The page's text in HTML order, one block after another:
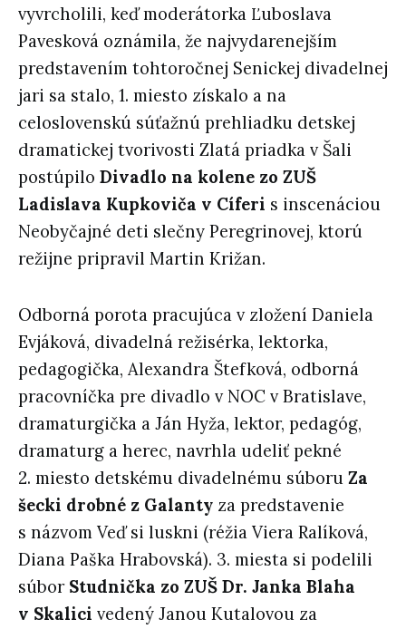
vyvrcholili, keď moderátorka Ľuboslava
Pavesková oznámila, že najvydarenejším
predstavením tohtoročnej Senickej divadelnej
jari sa stalo, 1. miesto získalo a na
celoslovenskú súťažnú prehliadku detskej
dramatickej tvorivosti Zlatá priadka v Šali
postúpilo Divadlo na kolene zo ZUŠ
Ladislava Kupkoviča v Cíferi s inscenáciou
Neobyčajné deti slečny Peregrinovej, ktorú
režijne pripravil Martin Križan.
Odborná porota pracujúca v zložení Daniela
Evjáková, divadelná režisérka, lektorka,
pedagogička, Alexandra Štefková, odborná
pracovníčka pre divadlo v NOC v Bratislave,
dramaturgička a Ján Hyža, lektor, pedagóg,
dramaturg a herec, navrhla udeliť pekné
2. miesto detskému divadelnému súboru Za
šecki drobné z Galanty za predstavenie
s názvom Veď si luskni (réžia Viera Ralíková,
Diana Paška Hrabovská). 3. miesta si podelili
súbor Studnička zo ZUŠ Dr. Janka Blaha
v Skalici vedený Janou Kutalovou za